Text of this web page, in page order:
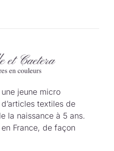
jeune micro
textiles de
la naissance à 5 ans.
France, de façon